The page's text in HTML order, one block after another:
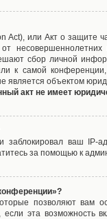
Act), или Акт о
сбор личной
к самой
является объектом
акт не имеет
заблокировал ваш IP-
за помощью к
позволяют вам
эта возможность